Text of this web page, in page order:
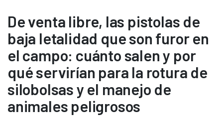
De venta libre, las pistolas de
baja letalidad que son furor en
el campo: cuánto salen y por
qué servirían para la rotura de
silobolsas y el manejo de
animales peligrosos